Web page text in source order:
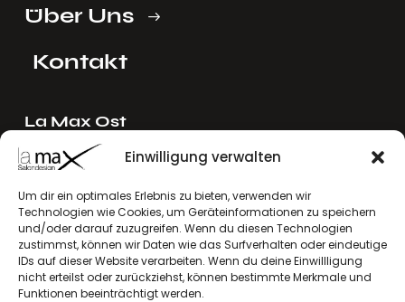
Einwilligung verwalten
Um dir ein optimales Erlebnis zu bieten, verwenden wir
Technologien wie Cookies, um Geräteinformationen zu speichern
und/oder darauf zuzugreifen. Wenn du diesen Technologien
zustimmst, können wir Daten wie das Surfverhalten oder eindeutige
IDs auf dieser Website verarbeiten. Wenn du deine Einwillligung
nicht erteilst oder zurückziehst, können bestimmte Merkmale und
Funktionen beeinträchtigt werden.
Über Uns
Kontakt
La Max Ost
Ing. Reinhard Mayer e.U.
Stadlgasse 4
2122 Riedenthal, Austria
E-Mail:mayer[at]lamax.at
+436643432630
La Max West